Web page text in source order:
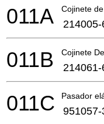
Cojinete
011A 214005-
Cojinete
011B 214061-
Pasador
011C 951057-